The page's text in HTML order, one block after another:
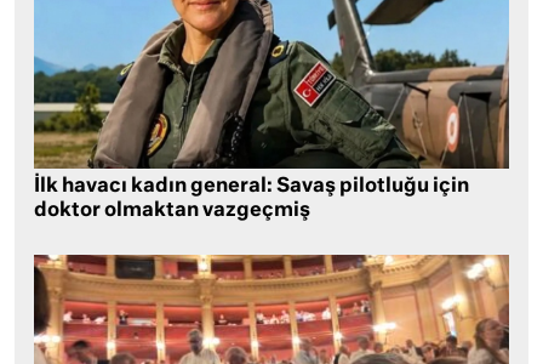
İlk havacı kadın general: Savaş pilotluğu için
doktor olmaktan vazgeçmiş